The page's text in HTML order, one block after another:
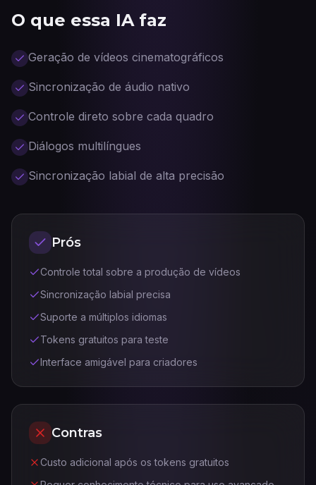
O que essa IA faz
Geração de vídeos cinematográficos
Sincronização de áudio nativo
Controle direto sobre cada quadro
Diálogos multilíngues
Sincronização labial de alta precisão
Prós
Controle total sobre a produção de vídeos
Sincronização labial precisa
Suporte a múltiplos idiomas
Tokens gratuitos para teste
Interface amigável para criadores
Contras
Custo adicional após os tokens gratuitos